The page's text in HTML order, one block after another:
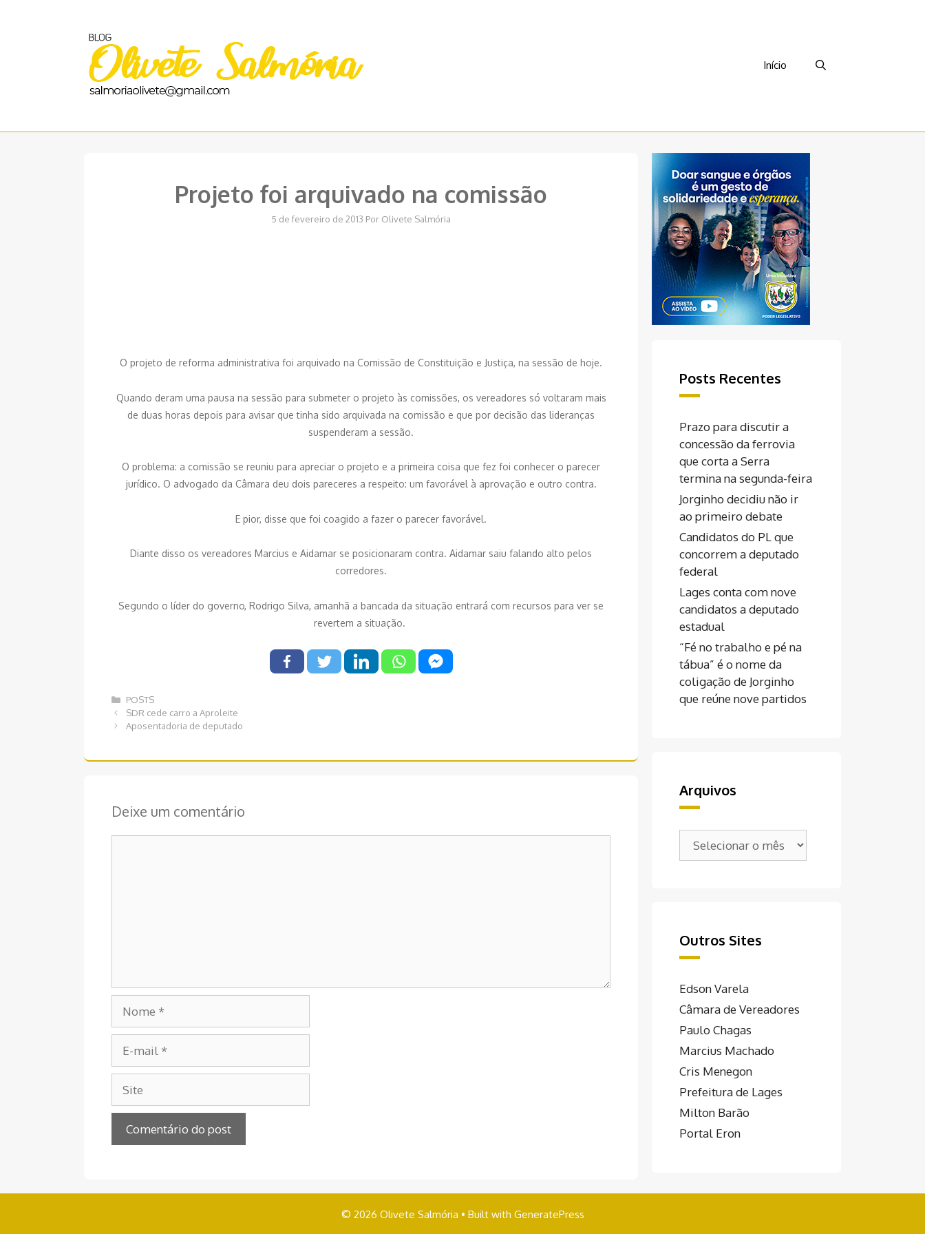
Início
Projeto foi arquivado na comissão
5 de fevereiro de 2013 Por Olivete Salmória
O projeto de reforma administrativa foi arquivado na Comissão de Constituição e Justiça, na sessão de hoje.
Quando deram uma pausa na sessão para submeter o projeto às comissões, os vereadores só voltaram mais
de duas horas depois para avisar que tinha sido arquivada na comissão e que por decisão das lideranças
suspenderam a sessão.
O problema: a comissão se reuniu para apreciar o projeto e a primeira coisa que fez foi conhecer o parecer
jurídico. O advogado da Câmara deu dois pareceres a respeito: um favorável à aprovação e outro contra.
E pior, disse que foi coagido a fazer o parecer favorável.
Diante disso os vereadores Marcius e Aidamar se posicionaram contra. Aidamar saiu falando alto pelos
corredores.
Segundo o líder do governo, Rodrigo Silva, amanhã a bancada da situação entrará com recursos para ver se
revertem a situação.
Categorias
POSTS
Navegação
de
SDR cede carro a Aproleite
Aposentadoria de deputado
Deixe um comentário
mail
Posts Recentes
Prazo para discutir a
concessão da ferrovia
que corta a Serra
termina na segunda-feira
Jorginho decidiu não ir
ao primeiro debate
Candidatos do PL que
concorrem a deputado
federal
Lages conta com nove
candidatos a deputado
estadual
“Fé no trabalho e pé na
tábua” é o nome da
coligação de Jorginho
que reúne nove partidos
Arquivos
Outros Sites
Edson Varela
Câmara de Vereadores
Paulo Chagas
Marcius Machado
Cris Menegon
Prefeitura de Lages
Milton Barão
Portal Eron
© 2026 Olivete Salmória • Built with GeneratePress